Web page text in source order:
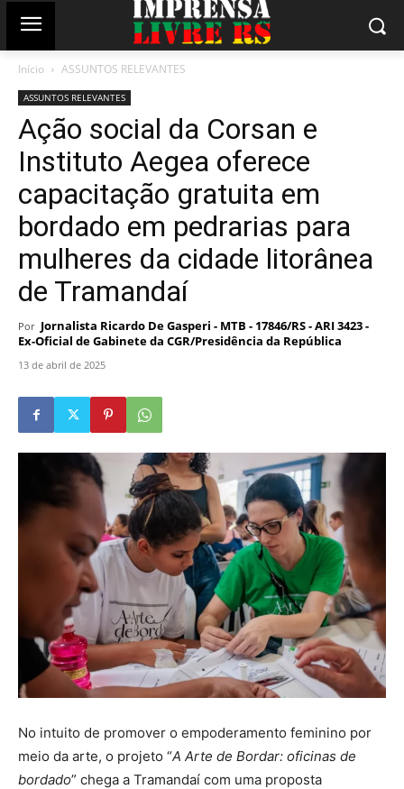
Início ASSUNTOS RELEVANTES
ASSUNTOS RELEVANTES
Ação social da Corsan e
Instituto Aegea oferece
capacitação gratuita em
bordado em pedrarias para
mulheres da cidade litorânea
de Tramandaí
Por Jornalista Ricardo De Gasperi - MTB - 17846/RS - ARI 3423 -
Ex-Oficial de Gabinete da CGR/Presidência da República
13 de abril de 2025
No intuito de promover o empoderamento feminino por
meio da arte, o projeto “A Arte de Bordar: oficinas de
bordado” chega a Tramandaí com uma proposta